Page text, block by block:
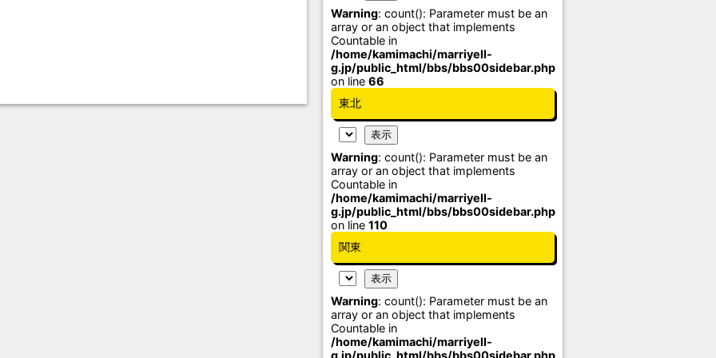
Warning: count(): Parameter must be an
array or an object that implements
Countable in
/home/kamimachi/marriyell-
g.jp/public_html/bbs/bbs00sidebar.php
on line 66
東北
Warning: count(): Parameter must be an
array or an object that implements
Countable in
/home/kamimachi/marriyell-
g.jp/public_html/bbs/bbs00sidebar.php
on line 110
関東
Warning: count(): Parameter must be an
array or an object that implements
Countable in
/home/kamimachi/marriyell-
g.jp/public_html/bbs/bbs00sidebar.php